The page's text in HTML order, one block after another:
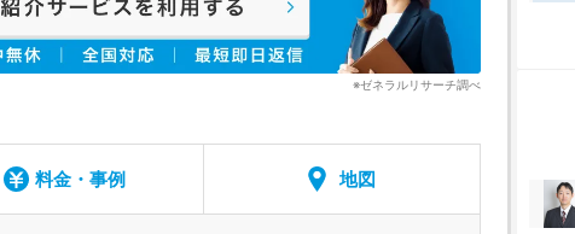
※ゼネラルリサーチ調べ
料金・事例 地図